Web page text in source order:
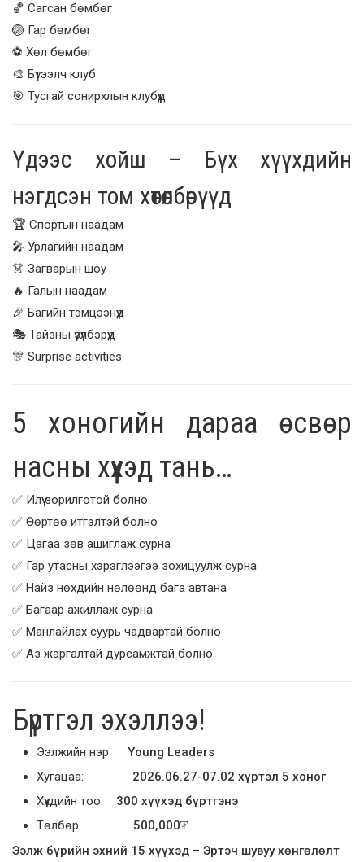
🏀 Сагсан бөмбөг
🏐 Гар бөмбөг
⚽ Хөл бөмбөг
🎨 Бүтээлч клуб
🎯 Тусгай сонирхлын клубүүд
Үдээс хойш – Бүх хүүхдийн
нэгдсэн том хөтөлбөрүүд
🏆 Спортын наадам
🎤 Урлагийн наадам
👗 Загварын шоу
🔥 Галын наадам
🎉 Багийн тэмцээнүүд
🎭 Тайзны үзүүлбэрүүд
🎊 Surprise activities
5 хоногийн дараа өсвөр
насны хүүхэд тань…
✅ Илүү зорилготой болно
✅ Өөртөө итгэлтэй болно
✅ Цагаа зөв ашиглаж сурна
✅ Гар утасны хэрэглээгээ зохицуулж сурна
✅ Найз нөхдийн нөлөөнд бага автана
✅ Багаар ажиллаж сурна
✅ Манлайлах суурь чадвартай болно
✅ Аз жаргалтай дурсамжтай болно
Бүртгэл эхэллээ!
Ээлжийн нэр: Young Leaders
Хугацаа: 2026.06.27-07.02 хүртэл 5 хоног
Хүүхдийн тоо: 300 хүүхэд бүртгэнэ
Төлбөр: 500,000₮
Ээлж бүрийн эхний 15 хүүхэд – Эртэч шувуу хөнгөлөлт